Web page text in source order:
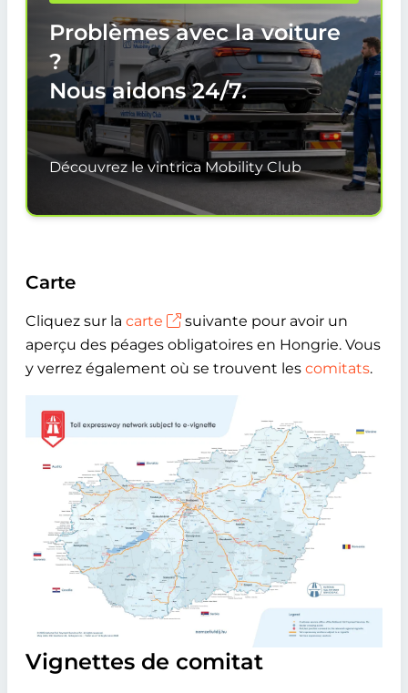
Problèmes avec la voiture
?
Nous aidons24/7.
Découvrez le vintrica Mobility Club
Carte
Cliquez sur la carte
suivante pour avoir un
aperçu des péages obligatoires en Hongrie. Vous
y verrez également où se trouvent les comitats.
Vignettes de comitat